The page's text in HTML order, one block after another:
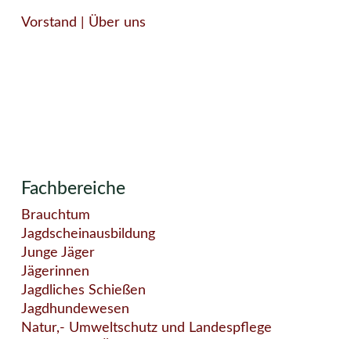
Vorstand | Über uns
Fachbereiche
Brauchtum
Jagdscheinausbildung
Junge Jäger
Jägerinnen
Jagdliches Schießen
Jagdhundewesen
Natur,- Umweltschutz und Landespflege